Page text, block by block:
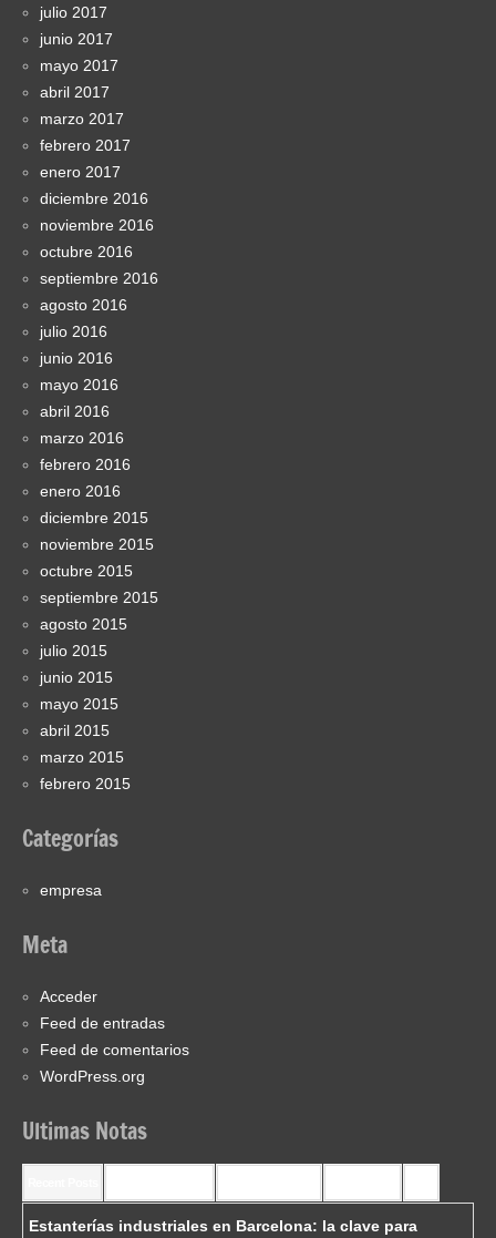
julio 2017
junio 2017
mayo 2017
abril 2017
marzo 2017
febrero 2017
enero 2017
diciembre 2016
noviembre 2016
octubre 2016
septiembre 2016
agosto 2016
julio 2016
junio 2016
mayo 2016
abril 2016
marzo 2016
febrero 2016
enero 2016
diciembre 2015
noviembre 2015
octubre 2015
septiembre 2015
agosto 2015
julio 2015
junio 2015
mayo 2015
abril 2015
marzo 2015
febrero 2015
Categorías
empresa
Meta
Acceder
Feed de entradas
Feed de comentarios
WordPress.org
Ultimas Notas
Estanterías industriales en Barcelona: la clave para